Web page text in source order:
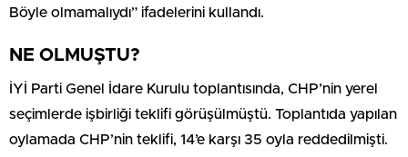
Böyle olmamalıydı” ifadelerini kullandı.
NE OLMUŞTU?
İYİ Parti Genel İdare Kurulu toplantısında, CHP’nin yerel
seçimlerde işbirliği teklifi görüşülmüştü. Toplantıda yapılan
oylamada CHP’nin teklifi, 14’e karşı 35 oyla reddedilmişti.